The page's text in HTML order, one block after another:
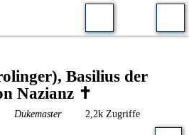
​Basilius der
Nazianz​ ✝️
Dukemaster 2,2k Zugriffe